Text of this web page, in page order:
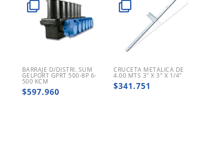
BARRAJE D/DISTRI. SUM
GELPORT GPRT 500-8P 6-
500 KCM
$597.960
CRUCETA METALICA DE
4.00 MTS 3″ X 3″ X 1/4″
$341.751